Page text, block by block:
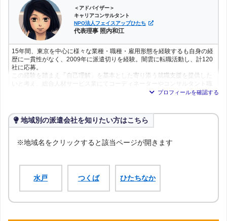
＜アドバイザー＞
キャリアコンサルタント
NPO法人フェイスアップひたち
代表理事 照内和江
15年間、東京を中心に様々な業種・職種・雇用形態を経験するも自身の経
歴に一貫性がなく、2009年に派遣切りを経験。闇雲に転職活動し、計120
社に応募。
この経験を踏まえ「自己理解」を基本とした寄り添う就職支援を提供した
に従事する傍ら産業カウンセラー/2級キャリア・コンサルティング技能士
従事。
2019年、会社の分社化に伴い日立教室を事業譲渡され、同年10月にNPO
一人ひとりに「もっと、いい」職業訓練校を目指し、現在は法人運営と就
職支援の二足の草鞋を履く。
地域別の派遣会社を知りたい方はこちら
※地域名をクリックすると該当ページが開きます
水戸 つくば ひたちなか